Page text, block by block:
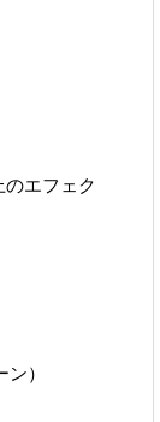
のエフェク
）